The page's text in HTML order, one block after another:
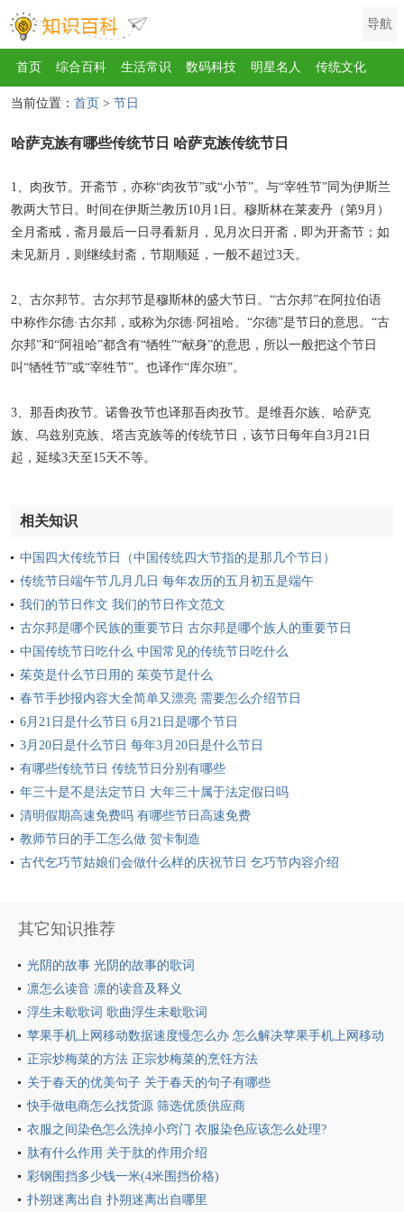
导航
首页 综合百科 生活常识 数码科技 明星名人 传统文化
互联网 健康 影视
运动 游戏 家电 地理 房产 金融 节日
歌曲 动物 植物
当前位置： 首页 > 节日
哈萨克族有哪些传统节日 哈萨克族传统节日
1、肉孜节。开斋节，亦称“肉孜节”或“小节”。与“宰牲节”同为伊斯兰
教两大节日。时间在伊斯兰教历10月1日。穆斯林在莱麦丹（第9月）
全月斋戒，斋月最后一日寻看新月，见月次日开斋，即为开斋节；如
未见新月，则继续封斋，节期顺延，一般不超过3天。
2、古尔邦节。古尔邦节是穆斯林的盛大节日。“古尔邦”在阿拉伯语
中称作尔德·古尔邦，或称为尔德·阿祖哈。“尔德”是节日的意思。“古
尔邦”和“阿祖哈”都含有“牺牲”“献身”的意思，所以一般把这个节日
叫“牺牲节”或“宰牲节”。也译作“库尔班”。
3、那吾肉孜节。诺鲁孜节也译那吾肉孜节。是维吾尔族、哈萨克
族、乌兹别克族、塔吉克族等的传统节日，该节日每年自3月21日
起，延续3天至15天不等。
相关知识
中国四大传统节日（中国传统四大节指的是那几个节日）
传统节日端午节几月几日 每年农历的五月初五是端午
我们的节日作文 我们的节日作文范文
古尔邦是哪个民族的重要节日 古尔邦是哪个族人的重要节日
中国传统节日吃什么 中国常见的传统节日吃什么
茱萸是什么节日用的 茱萸节是什么
春节手抄报内容大全简单又漂亮 需要怎么介绍节日
6月21日是什么节日 6月21日是哪个节日
3月20日是什么节日 每年3月20日是什么节日
有哪些传统节日 传统节日分别有哪些
年三十是不是法定节日 大年三十属于法定假日吗
清明假期高速免费吗 有哪些节日高速免费
教师节日的手工怎么做 贺卡制造
古代乞巧节姑娘们会做什么样的庆祝节日 乞巧节内容介绍
其它知识推荐
光阴的故事 光阴的故事的歌词
凛怎么读音 凛的读音及释义
浮生未歇歌词 歌曲浮生未歇歌词
苹果手机上网移动数据速度慢怎么办 怎么解决苹果手机上网移动
数据速度慢
正宗炒梅菜的方法 正宗炒梅菜的烹饪方法
关于春天的优美句子 关于春天的句子有哪些
快手做电商怎么找货源 筛选优质供应商
衣服之间染色怎么洗掉小窍门 衣服染色应该怎么处理?
肽有什么作用 关于肽的作用介绍
彩钢围挡多少钱一米(4米围挡价格)
扑朔迷离出自 扑朔迷离出自哪里